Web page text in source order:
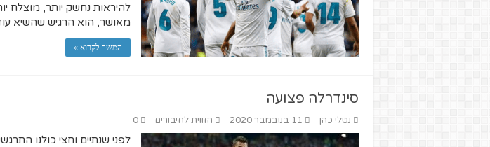
להיראות נחשק יותר, מוצלח
מאושר, הוא הרגיש שהשיא
המשך לקרוא »
סינדרלה פצועה
נטלי כהן 11 בנובמבר 2020 הזווית לחיבורים 0
לפני שנתיים וחצי כולנו